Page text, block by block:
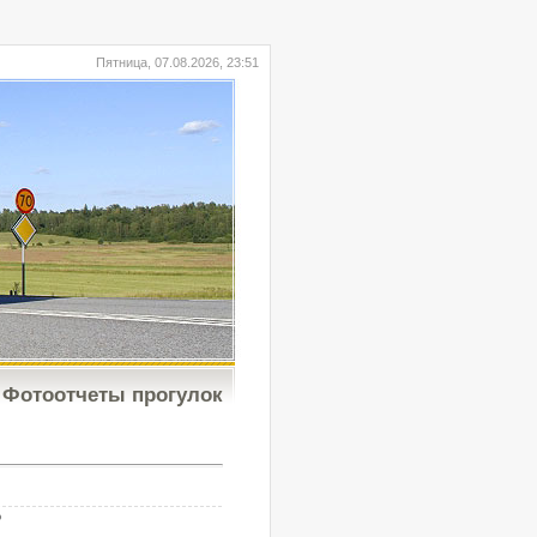
Пятница, 07.08.2026, 23:51
Фотоотчеты прогулок